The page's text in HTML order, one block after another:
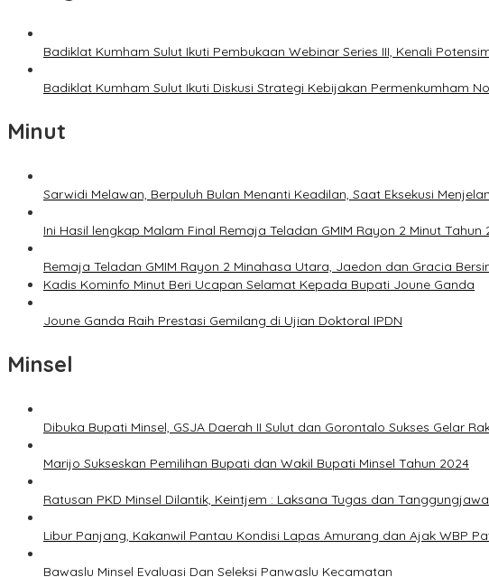
Badiklat Kumham Sulut Ikuti Pembukaan Webinar Series III, Kenali
Badiklat Kumham Sulut Ikuti Diskusi Strategi Kebijakan Permenkumham
Minut
Sarwidi Melawan, Berpuluh Bulan Menanti Keadilan, Saat Eksekusi
Ini Hasil lengkap Malam Final Remaja Teladan GMIM Rayon 2 Minut Tahun
Remaja Teladan GMIM Rayon 2 Minahasa Utara, Jaedon dan Gracia
Kadis Kominfo Minut Beri Ucapan Selamat Kepada Bupati Joune Ganda
Joune Ganda Raih Prestasi Gemilang di Ujian Doktoral IPDN
Minsel
Dibuka Bupati Minsel, GSJA Daerah II Sulut dan Gorontalo Sukses Gelar
Marijo Sukseskan Pemilihan Bupati dan Wakil Bupati Minsel Tahun 2024
Ratusan PKD Minsel Dilantik, Keintjem : Laksana Tugas dan
Libur Panjang, Kakanwil Pantau Kondisi Lapas Amurang dan Ajak WBP
Bawaslu Minsel Evaluasi Dan Seleksi Panwaslu Kecamatan